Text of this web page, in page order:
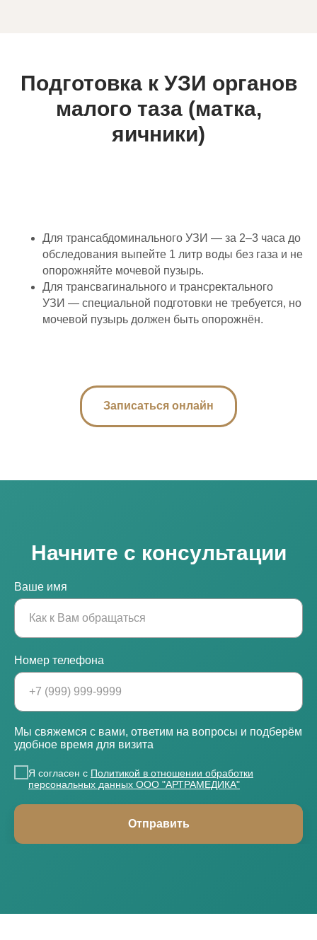
Подготовка к УЗИ органов
малого таза (матка,
яичники)
Для трансабдоминального УЗИ — за 2–3 часа до
обследования выпейте 1 литр воды без газа и не
опорожняйте мочевой пузырь.
Для трансвагинального и трансректального
УЗИ — специальной подготовки не требуется, но
мочевой пузырь должен быть опорожнён.
Записаться онлайн
Начните с консультации
Ваше имя
Номер телефона
Мы свяжемся с вами, ответим на вопросы и подберём
удобное время для визита
Я согласен с Политикой в отношении обработки
персональных данных ООО "АРТРАМЕДИКА"
Отправить